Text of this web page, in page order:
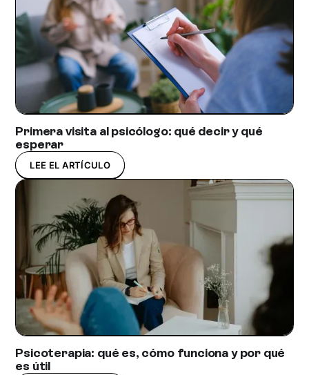
Primera visita al psicólogo: qué decir y qué
esperar
LEE EL ARTÍCULO
Psicoterapia: qué es, cómo funciona y por qué
es útil